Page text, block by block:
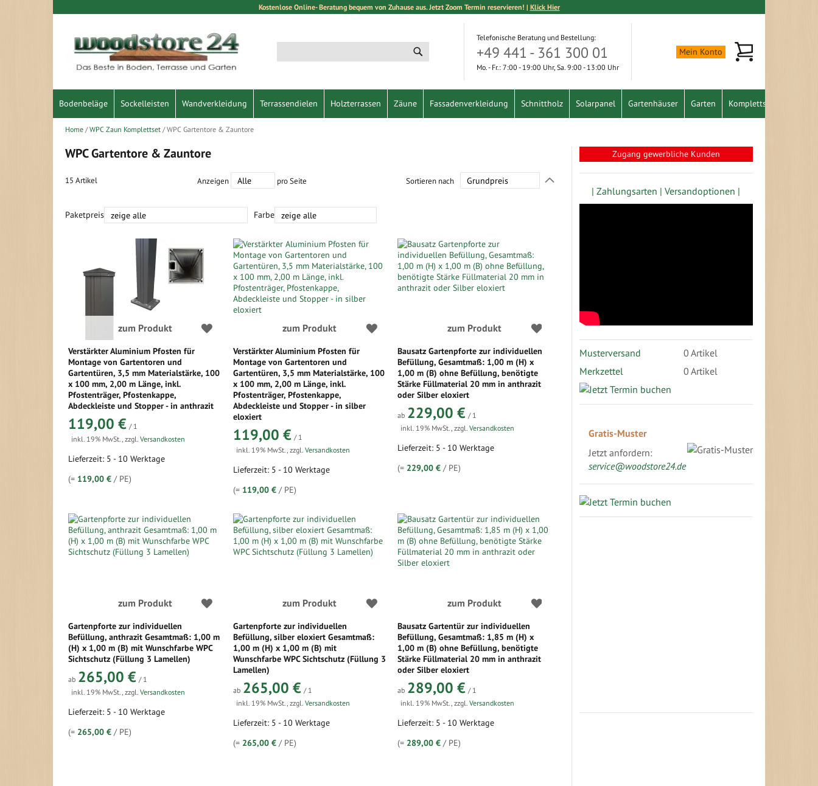
Kostenlose Online- Beratung bequem von Zuhause aus. Jetzt Zoom Termin reservieren! | Klick Hier
Inhalt
Suche
Telefonische Beratung und Bestellung:
+49 441 - 361 300 01
Mo. - Fr.: 7:00 - 19:00 Uhr, Sa. 9:00 - 13:00 Uhr
Mein Konto Mein Warenkorb
Bodenbeläge Sockelleisten Wandverkleidung Terrassendielen Holzterrassen Zäune Fassadenverkleidung Schnittholz Solarpanel Gartenhäuser Garten Komplettset
Home WPC Zaun Komplettset WPC Gartentore & Zauntore
WPC Gartentore & Zauntore
15 Artikel Anzeigen pro Seite Sortieren nach
absteigender
Paketpreis Farbe
zum Produkt
Verstärkter Aluminium Pfosten für
Montage von Gartentoren und
Gartentüren, 3,5 mm Materialstärke, 100
x 100 mm, 2,00 m Länge, inkl.
Pfostenträger, Pfostenkappe,
Abdeckleiste und Stopper - in anthrazit
119,00 € / 1
inkl. 19% MwSt., zzgl. Versandkosten
Lieferzeit: 5 - 10 Werktage
(= 119,00 € / PE)
zum Produkt
Verstärkter Aluminium Pfosten für
Montage von Gartentoren und
Gartentüren, 3,5 mm Materialstärke, 100
x 100 mm, 2,00 m Länge, inkl.
Pfostenträger, Pfostenkappe,
Abdeckleiste und Stopper - in silber
eloxiert
119,00 € / 1
inkl. 19% MwSt., zzgl. Versandkosten
Lieferzeit: 5 - 10 Werktage
(= 119,00 €/ PE)
zum Produkt
Bausatz Gartenpforte zur individuellen
Befüllung, Gesamtmaß: 1,00 m (H) x
1,00 m (B) ohne Befüllung, benötigte
Stärke Füllmaterial 20 mm in anthrazit
oder Silber eloxiert
ab 229,00 € / 1
inkl. 19% MwSt.,zzgl.Versandkosten
Lieferzeit: 5 - 10 Werktage
(= 229,00 € / PE)
zum Produkt
Gartenpforte zur individuellen
Befüllung, anthrazit Gesamtmaß: 1,00 m
(H) x 1,00 m (B) mit Wunschfarbe WPC
Sichtschutz (Füllung 3 Lamellen)
ab 265,00 € / 1
inkl. 19% MwSt., zzgl. Versandkosten
Lieferzeit: 5 - 10 Werktage
(= 265,00 € / PE)
zum Produkt
Gartenpforte zur individuellen
Befüllung, silber eloxiert Gesamtmaß:
1,00 m (H) x 1,00 m (B) mit
Wunschfarbe WPC Sichtschutz (Füllung 3
Lamellen)
ab 265,00 € / 1
inkl. 19% MwSt., zzgl. Versandkosten
Lieferzeit: 5 - 10 Werktage
(= 265,00 €/ PE)
zum Produkt
Bausatz Gartentür zur individuellen
Befüllung, Gesamtmaß: 1,85 m (H) x
1,00 m (B) ohne Befüllung, benötigte
Stärke Füllmaterial 20 mm in anthrazit
oder Silber eloxiert
ab 289,00 € / 1
inkl. 19% MwSt.,zzgl.Versandkosten
Lieferzeit: 5 - 10 Werktage
(= 289,00 € / PE)
Zugang gewerbliche Kunden
| Zahlungsarten | Versandoptionen |
Musterversand 0 Artikel
Merkzettel
0 Artikel
Gratis-Muster
Jetzt anfordern:
service@woodstore24.de